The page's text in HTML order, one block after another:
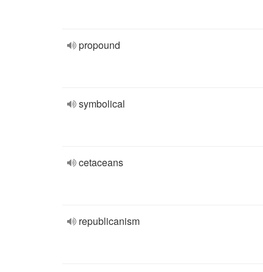
propound
symbolical
cetaceans
republicanism